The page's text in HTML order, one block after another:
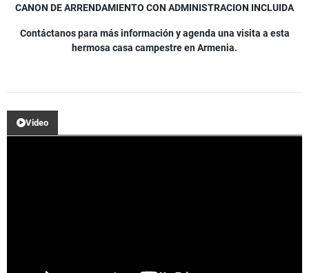
CANON DE ARRENDAMIENTO CON ADMINISTRACION INCLUIDA
Contáctanos para más información y agenda una visita a esta
hermosa casa campestre en Armenia.
Video